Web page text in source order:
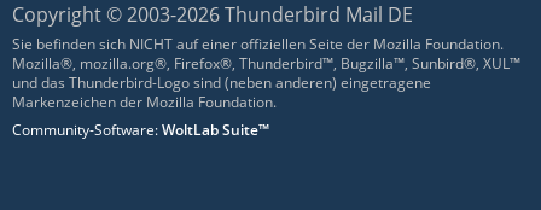
Copyright © 2003-2026 Thunderbird Mail DE
Sie befinden sich NICHT auf einer offiziellen Seite der Mozilla Foundation.
Mozilla®, mozilla.org®, Firefox®, Thunderbird™, Bugzilla™, Sunbird®, XUL™
und das Thunderbird-Logo sind (neben anderen) eingetragene
Markenzeichen der Mozilla Foundation.
Community-Software:WoltLab Suite™